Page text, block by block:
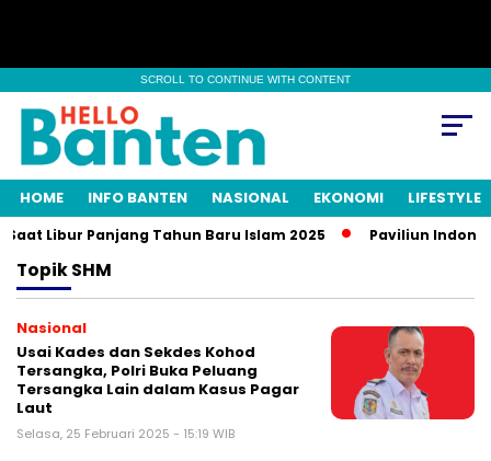
SCROLL TO CONTINUE WITH CONTENT
HOME INFO BANTEN NASIONAL EKONOMI LIFESTYLE
Libur Panjang Tahun Baru Islam 2025 Paviliun
TopikSHM
Nasional
Usai Kades dan Sekdes Kohod
Tersangka, Polri Buka Peluang
Tersangka Lain dalam Kasus Pagar
Laut
Selasa, 25 Februari 2025 - 15:19 WIB